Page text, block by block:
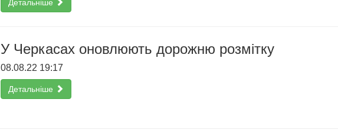
Детальніше
У Черкасах оновлюють дорожню розмітку
08.08.22 19:17
Детальніше